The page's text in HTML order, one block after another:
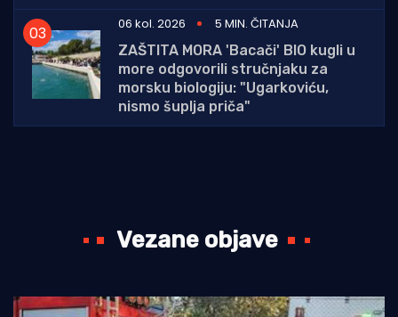
06 kol. 2026
5 MIN. ČITANJA
ZAŠTITA MORA 'Bacači' BIO kugli u
more odgovorili stručnjaku za
morsku biologiju: "Ugarkoviću,
nismo šuplja priča"
Vezane objave